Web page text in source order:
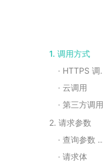
1. 调用方式
HTTPS 调用
云调用
第三方调用
2. 请求参数
查询参数 Query String Parameters
请求体